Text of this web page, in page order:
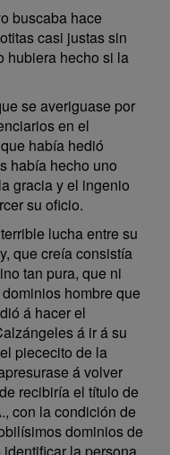
buscaba hace
casi justas sin
hubiera hecho si la
se averiguase por
en el
había hedió
había hecho uno
gracia y el ingenio
su oficio.
lucha entre su
que creía consistía
tan pura, que ni
hombre que
á hacer el
á ir á su
piececito de la
á volver
recibiría el título de
con la condición de
dominios de